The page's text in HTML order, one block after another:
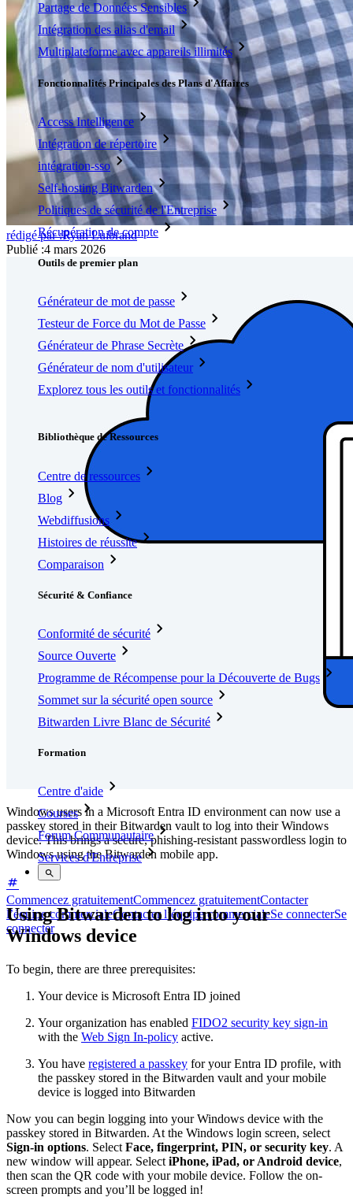
Partage de Données Sensibles
Intégration des alias d'email
Multiplateforme avec appareils illimités
Fonctionnalités Principales des Plans d'Affaires
Access Intelligence
Intégration de répertoire
intégration-sso
Self-hosting Bitwarden
Politiques de sécurité de l'Entreprise
Récupération de compte
Outils de premier plan
Générateur de mot de passe
Testeur de Force du Mot de Passe
Générateur de Phrase Secrète
Générateur de nom d'utilisateur
Explorez tous les outils et fonctionnalités
Bibliothèque de Ressources
Centre de ressources
Blog
Webdiffusions
Histoires de réussite
Comparaison
Sécurité & Confiance
Conformité de sécurité
Source Ouverte
Programme de Récompense pour la Découverte de Bugs
Sommet sur la sécurité open source
Bitwarden Livre Blanc de Sécurité
Formation
Centre d'aide
Courses
Forum Communautaire
Services d'Entreprise
Commencez gratuitementCommencez gratuitementContacter
l’équipe commercialeContacter l’équipe commercialeSe connecterSe
connecter
rédigé par :Ryan Luibrand
Publié :4 mars 2026
Windows users in a Microsoft Entra ID environment can now use a
passkey stored in their Bitwarden vault to log into their Windows
device. This brings a secure, phishing-resistant passwordless login to
Windows using the Bitwarden mobile app.
Using Bitwarden to log into your
Windows device
To begin, there are three prerequisites:
Your device is Microsoft Entra ID joined
Your organization has enabled FIDO2 security key sign-in
with the Web Sign In-policy active.
You have registered a passkey for your Entra ID profile, with
the passkey stored in the Bitwarden vault and your mobile
device is logged into Bitwarden
Now you can begin logging into your Windows device with the
passkey stored in Bitwarden. At the Windows login screen, select
Sign-in options. Select Face, fingerprint, PIN, or security key. A
new window will appear. Select iPhone, iPad, or Android device,
then scan the QR code with your mobile device. Follow the on-
screen prompts and you’ll be logged in!